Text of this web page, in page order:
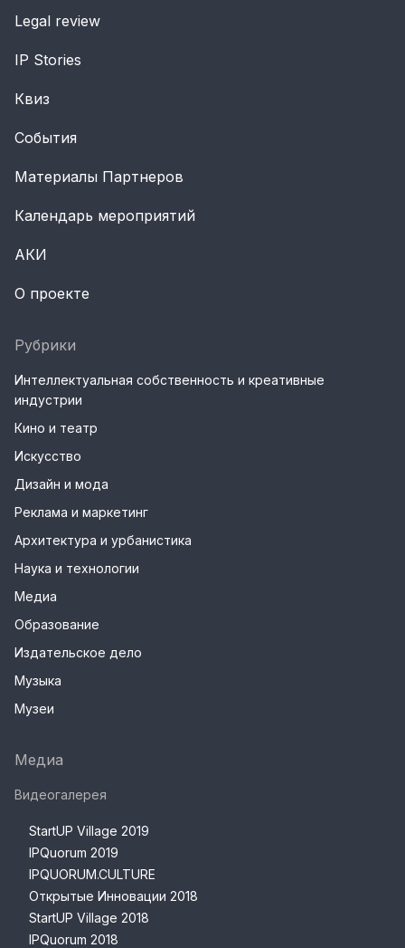
Legal review
IP Stories
Квиз
События
Материалы Партнеров
Календарь мероприятий
АКИ
О проекте
Рубрики
Интеллектуальная собственность и креативные
индустрии
Кино и театр
Искусство
Дизайн и мода
Реклама и маркетинг
Архитектура и урбанистика
Наука и технологии
Медиа
Образование
Издательское дело
Музыка
Музеи
Медиа
Видеогалерея
StartUP Village 2019
IPQuorum 2019
IPQUORUM.CULTURE
Открытые Инновации 2018
StartUP Village 2018
IPQuorum 2018